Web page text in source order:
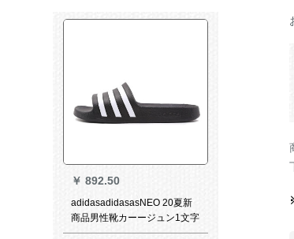
￥ 892.50
adidasadidasasNEO 20夏新
商品男性靴カーージュン1文字
アウドアビ-チストAQ 1701 F